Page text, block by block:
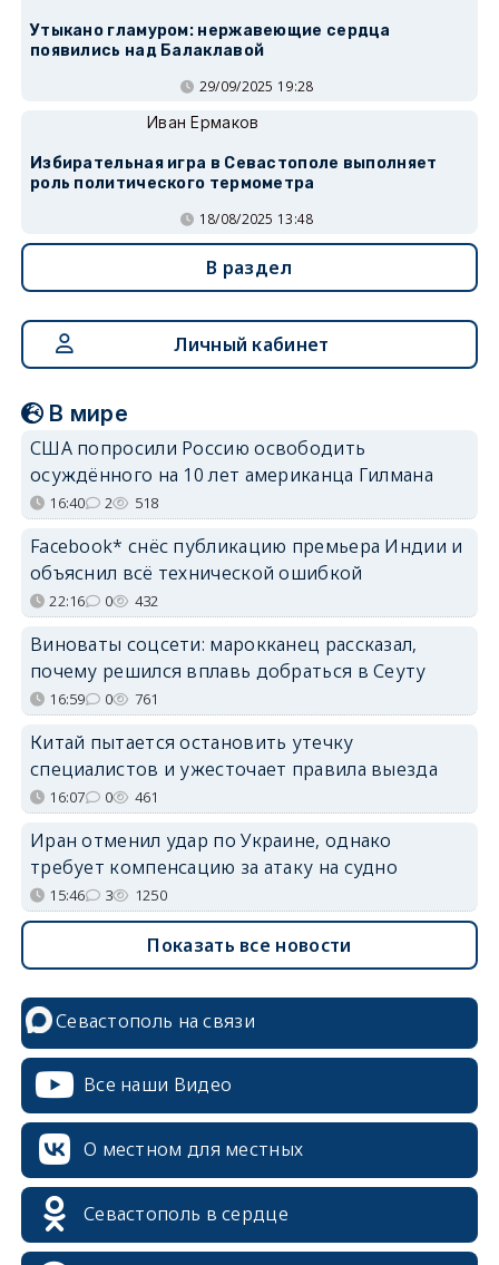
Утыкано гламуром: нержавеющие сердца
появились над Балаклавой
29/09/2025 19:28
Иван Ермаков
Избирательная игра в Севастополе выполняет
роль политического термометра
18/08/2025 13:48
В раздел
Личный кабинет
В мире
США попросили Россию освободить
осуждённого на 10 лет американца Гилмана
16:40 2 518
Facebook* снёс публикацию премьера Индии и
объяснил всё технической ошибкой
22:16 0 432
Виноваты соцсети: марокканец рассказал,
почему решился вплавь добраться в Сеуту
16:59 0 761
Китай пытается остановить утечку
специалистов и ужесточает правила выезда
16:07 0 461
Иран отменил удар по Украине, однако
требует компенсацию за атаку на судно
15:46 3 1250
Показать все новости
Севастополь на связи
Все наши Видео
О местном для местных
Севастополь в сердце